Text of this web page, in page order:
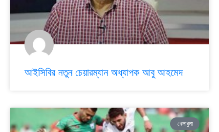
আইসিবির নতুন চেয়ারম্যান অধ্যাপক আবু আহমেদ
খেলাধুলা